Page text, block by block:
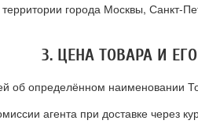
города Москвы, Санкт-
3. ЦЕНА ТОВАРА И
об определённом наименовании
агента при доставке через